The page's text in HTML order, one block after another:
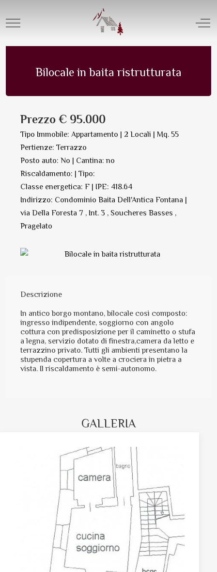
Mobile Menu Toggle Off-
Appartamento in Vendita | N. 6427
Bilocale in baita ristrutturata
Prezzo € 95.000
Tipo Immobile: Appartamento | 2 Locali | Mq. 55
Pertienze: Terrazzo
Posto auto: No | Cantina: no
Riscaldamento: | Tipo:
Classe energetica: F | IPE: 418.64
Indirizzo: Condominio Baita Dell'Antica Fontana |
via Della Foresta 7 , Int. 3 , Soucheres Basses ,
Pragelato
Descrizione
In antico borgo montano, bilocale così composto:
ingresso indipendente, soggiorno con angolo
cottura con predisposizione per il caminetto o stufa
a legna, servizio dotato di finestra,camera da letto e
terrazzino privato. Tutti gli ambienti presentano la
stupenda copertura a volte a crociera in pietra a
vista. Il riscaldamento è semi-autonomo.
GALLERIA